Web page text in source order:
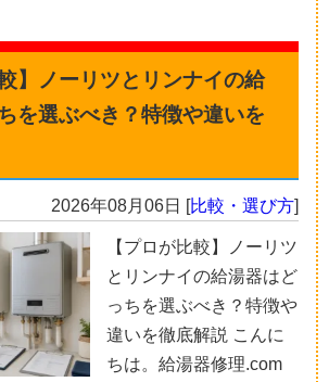
】ノーリツとリンナイの給
を選ぶべき？特徴や違いを
2026年08月06日 [比較・選び方]
【プロが比較】ノーリツ
とリンナイの給湯器はど
っちを選ぶべき？特徴や
違いを徹底解説 こんに
ちは。給湯器修理.com